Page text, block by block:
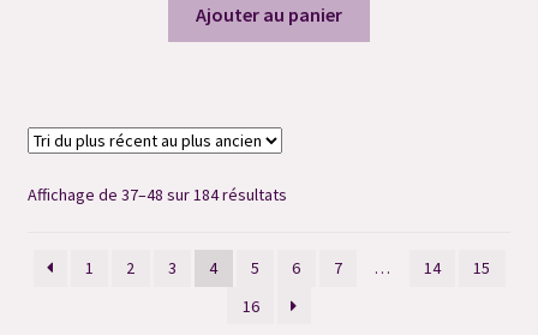
Ajouter au panier
Affichage de 37–48 sur 184 résultatsTrié
récent
au
1 2 3 4 5 6 7 … 14
15
16